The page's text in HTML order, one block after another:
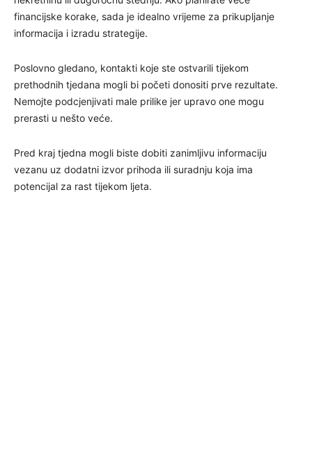
financijske korake, sada je idealno vrijeme za prikupljanje
informacija i izradu strategije.
Poslovno gledano, kontakti koje ste ostvarili tijekom
prethodnih tjedana mogli bi početi donositi prve rezultate.
Nemojte podcjenjivati male prilike jer upravo one mogu
prerasti u nešto veće.
Pred kraj tjedna mogli biste dobiti zanimljivu informaciju
vezanu uz dodatni izvor prihoda ili suradnju koja ima
potencijal za rast tijekom ljeta.